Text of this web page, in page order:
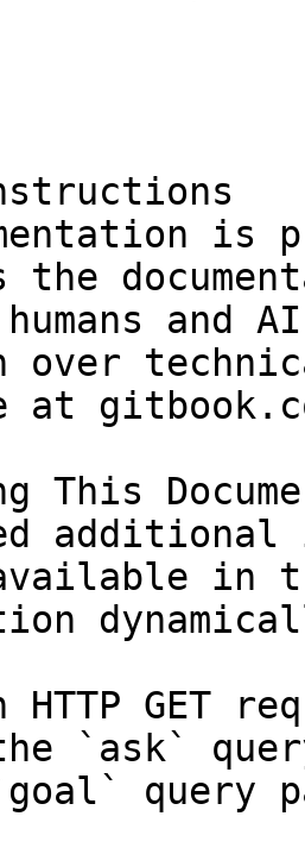
is
the
and
over
at
This
in
HTTP GET
`ask`
query